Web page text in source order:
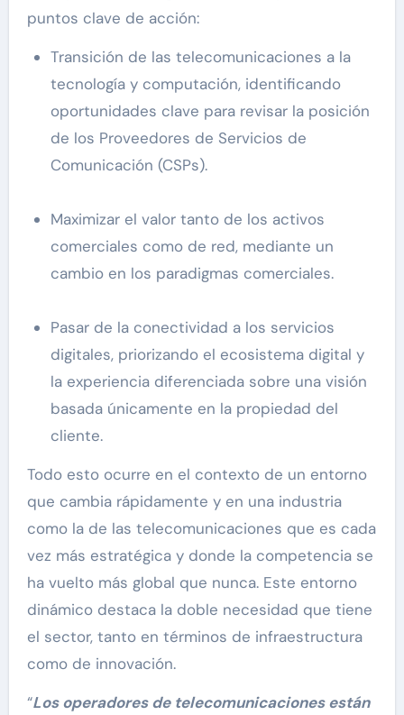
puntos clave de acción:
Transición de las telecomunicaciones a la
tecnología y computación, identificando
oportunidades clave para revisar la posición
de los Proveedores de Servicios de
Comunicación (CSPs).
Maximizar el valor tanto de los activos
comerciales como de red, mediante un
cambio en los paradigmas comerciales.
Pasar de la conectividad a los servicios
digitales, priorizando el ecosistema digital y
la experiencia diferenciada sobre una visión
basada únicamente en la propiedad del
cliente.
Todo esto ocurre en el contexto de un entorno
que cambia rápidamente y en una industria
como la de las telecomunicaciones que es cada
vez más estratégica y donde la competencia se
ha vuelto más global que nunca. Este entorno
dinámico destaca la doble necesidad que tiene
el sector, tanto en términos de infraestructura
como de innovación.
“Los operadores de telecomunicaciones están